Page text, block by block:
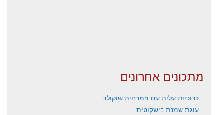
מתכונים אחרונים
כרוכיות עלית עם ממרחית שוקולד
עוגת שמנת בישקוטית